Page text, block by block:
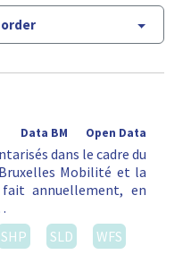
order
Open Data
Data BM
dans le cadre du
Mobilité et la
annuellement, en
SHP SLD
WFS